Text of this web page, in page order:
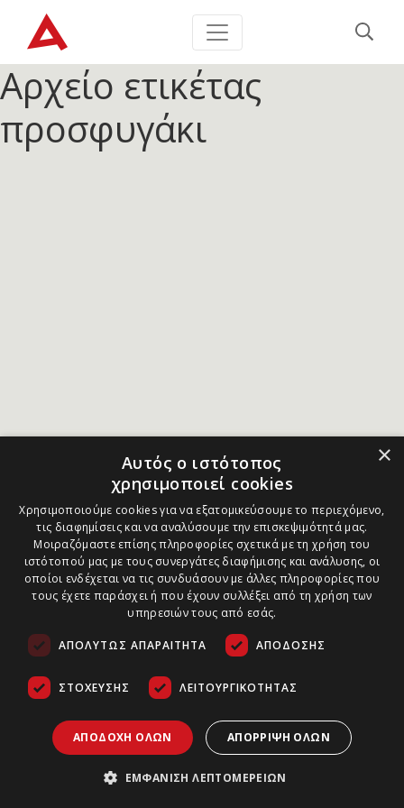
Αρχείο ετικέτας
προσφυγάκι
×
Αυτός ο ιστότοπος
χρησιμοποιεί cookies
Χρησιμοποιούμε cookies για να εξατομικεύσουμε το περιεχόμενο,
τις διαφημίσεις και να αναλύσουμε την επισκεψιμότητά μας.
Μοιραζόμαστε επίσης πληροφορίες σχετικά με τη χρήση του
ιστότοπού μας με τους συνεργάτες διαφήμισης και ανάλυσης, οι
οποίοι ενδέχεται να τις συνδυάσουν με άλλες πληροφορίες που
τους έχετε παράσχει ή που έχουν συλλέξει από τη χρήση των
υπηρεσιών τους από εσάς.
ΑΠΟΛΎΤΩΣ ΑΠΑΡΑΊΤΗΤΑ ΑΠΌΔΟΣΗΣ
ΣΤΌΧΕΥΣΗΣ ΛΕΙΤΟΥΡΓΙΚΌΤΗΤΑΣ
ΑΠΟΔΟΧΉ ΌΛΩΝ ΑΠΌΡΡΙΨΗ ΌΛΩΝ
ΕΜΦΆΝΙΣΗ ΛΕΠΤΟΜΕΡΕΙΏΝ